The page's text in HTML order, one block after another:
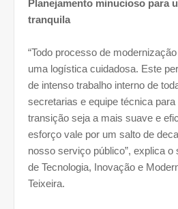
Planejamento minucioso para
tranquila
“Todo processo de
uma logística cuidadosa. Este
de intenso trabalho interno de
secretarias e equipe técnica para
transição seja a mais suave e
esforço vale por um salto de
nosso serviço público”, explica o
de Tecnologia, Inovação e
Teixeira.